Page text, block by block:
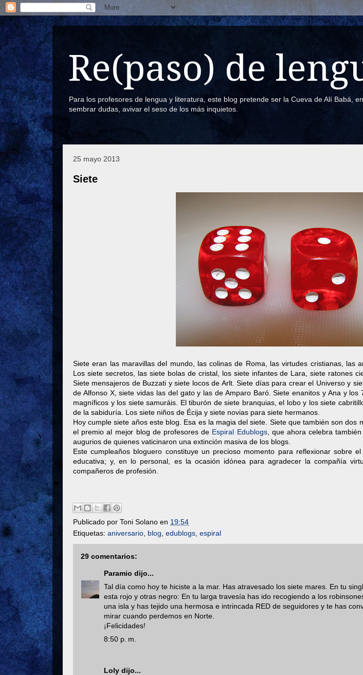
Re(paso) de
Para los profesores de lengua y literatura, este blog pretende ser la Cueva de Alí Babá,
sembrar dudas, avivar el seso de los más inquietos.
25 mayo 2013
Siete
Siete eran las maravillas del mundo, las colinas de Roma, las virtudes cristianas, las
Los siete secretos, las siete bolas de cristal, los siete infantes de Lara, siete ratones
Siete mensajeros de Buzzati y siete locos de Arlt. Siete días para crear el Universo y
de Alfonso X, siete vidas las del gato y las de Amparo Baró. Siete enanitos y Ana y
magníficos y los siete samuráis. El tiburón de siete branquias, el lobo y los siete
de la sabiduría. Los siete niños de Écija y siete novias para siete hermanos.
Hoy cumple siete años este blog. Esa es la magia del siete. Siete que también son dos
el premio al mejor blog de profesores de Espiral Edublogs, que ahora celebra también
augurios de quienes vaticinaron una extinción masiva de los blogs.
Este cumpleaños bloguero constituye un precioso momento para reflexionar sobre
educativa; y, en lo personal, es la ocasión idónea para agradecer la compañía
compañeros de profesión.
Publicado por Toni Solano en 19:54
Etiquetas: aniversario blog edublogs espiral
29 comentarios:
Paramio dijo...
Tal día como hoy te hiciste a la mar. Has atravesado los siete mares. En tu
esta rojo y otras negro: En tu larga travesía has ido recogiendo a los
una isla y has tejido una hermosa e intrincada RED de seguidores y te has
mirar cuando perdemos en Norte.
¡Felicidades!
8:50 p. m.
Loly dijo...